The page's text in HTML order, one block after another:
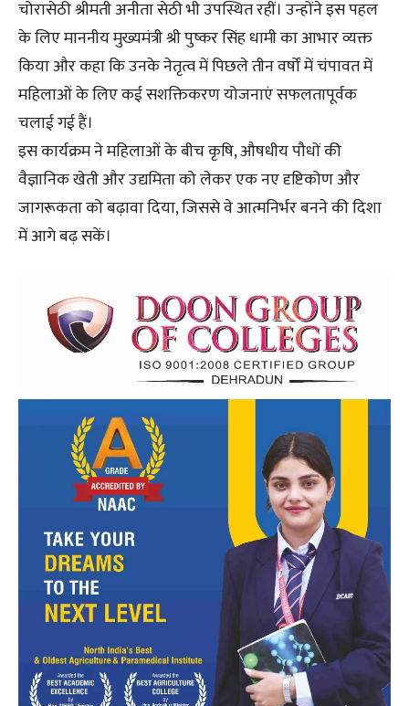
चोरासेठी श्रीमती अनीता सेठी भी उपस्थित रहीं। उन्होंने इस पहल
के लिए माननीय मुख्यमंत्री श्री पुष्कर सिंह धामी का आभार व्यक्त
किया और कहा कि उनके नेतृत्व में पिछले तीन वर्षों में चंपावत में
महिलाओं के लिए कई सशक्तिकरण योजनाएं सफलतापूर्वक
चलाई गई हैं।
इस कार्यक्रम ने महिलाओं के बीच कृषि, औषधीय पौधों की
वैज्ञानिक खेती और उद्यमिता को लेकर एक नए दृष्टिकोण और
जागरूकता को बढ़ावा दिया, जिससे वे आत्मनिर्भर बनने की दिशा
में आगे बढ़ सकें।